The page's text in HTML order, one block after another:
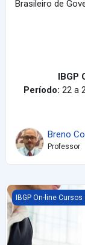
Brasileiro de
IBGP
Período: 22 a
Breno
Professor
Auditoria no
IBGP On-line